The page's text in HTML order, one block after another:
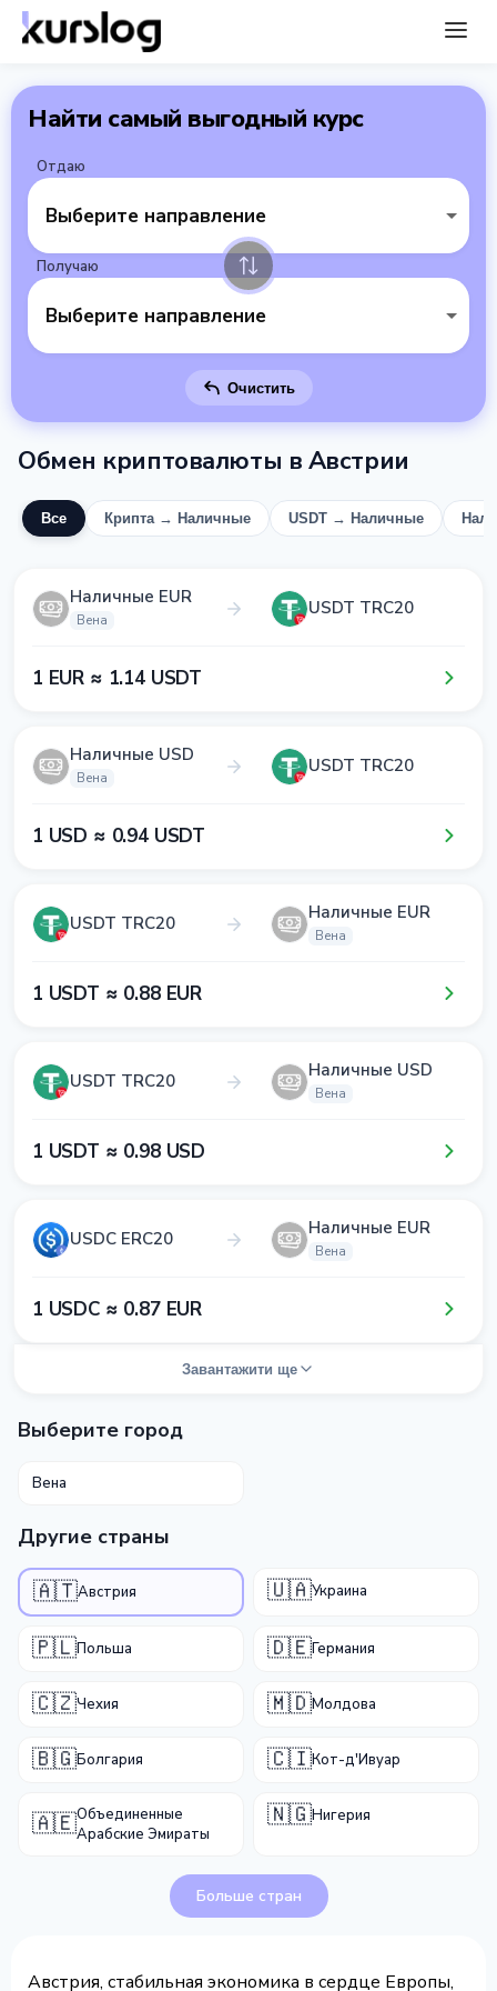
Найти самый выгодный курс
Отдаю
Выберите направление
Получаю
Выберите направление
Очистить
Обмен криптовалюты в Австрии
Все Крипта → Наличные USDT → Наличные
Наличные EUR
Вена
USDT TRC20
1​ EUR ≈ 1​.1​4​ USDT
Наличные USD
Вена
USDT TRC20
1​ USD ≈ 0​.9​4​ USDT
USDT TRC20 Наличные EUR
Вена
1​ USDT ≈ 0​.8​8​ EUR
USDT TRC20 Наличные USD
Вена
1​ USDT ≈ 0​.9​8​ USD
USDC ERC20 Наличные EUR
Вена
1​ USDC ≈ 0​.8​7​ EUR
Завантажити ще
Выберите город
Вена
Другие страны
🇦🇹Австрия 🇺🇦Украина
🇵🇱Польша 🇩🇪Германия
🇨🇿Чехия 🇲🇩Молдова
🇧🇬Болгария 🇨🇮Кот-д'Ивуар
🇦🇪Объединенные
Арабские Эмираты
🇳🇬Нигерия
Больше стран
Австрия, стабильная экономика в сердце Европы,